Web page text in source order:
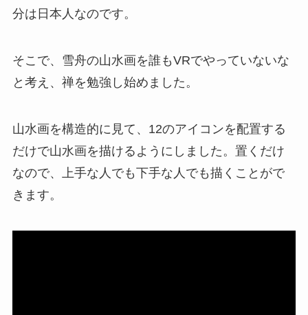
分は日本人なのです。
そこで、雪舟の山水画を誰もVRでやっていないな
と考え、禅を勉強し始めました。
山水画を構造的に見て、12のアイコンを配置する
だけで山水画を描けるようにしました。置くだけ
なので、上手な人でも下手な人でも描くことがで
きます。